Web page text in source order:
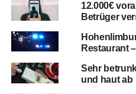
12.000€
Betrüger
Restaurant
Sehr
und haut ab